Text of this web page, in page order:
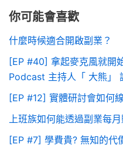
你可能會喜歡
什麼時候適合開啟副業？
[EP #40] 拿起麥克風就開
Podcast 主持人「 大熊」
[EP #12] 實體研討會如何
上班族如何能透過副業每月
[EP #7] 學費貴? 無知的代